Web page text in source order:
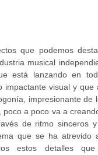
que podemos
musical
está lanzando en
impactante visual y que
impresionante de
poco a poco va a
de ritmo sinceros
que se ha atrevido
estos detalles